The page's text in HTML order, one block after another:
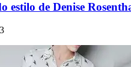
estilo de Denise